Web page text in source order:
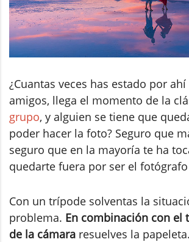
¿Cuantas veces has estado por
amigos, llega el momento de la
grupo, y alguien se tiene que
poder hacer la foto? Seguro que
seguro que en la mayoría te ha
quedarte fuera por ser el
Con un trípode solventas la
problema. En combinación con el
de la cámara resuelves la papeleta.